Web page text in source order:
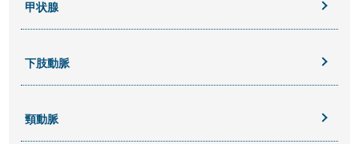
甲状腺
下肢動脈
頸動脈